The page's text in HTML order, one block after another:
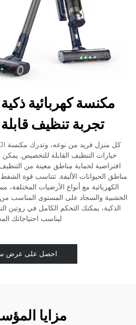
تجربة تنظيف
خيارات التنظيف القابلة للتخصيص.
افتراضية لحماية مناطق معينة من
مناطق الحيوانات الأليفة. تتناسب قوة
الكهربائية مع أنواع الأرضيات
الذكية، يمكنك التحكم الكامل في روتين
ليناسب احتياجاتك
احصل على عرض
مزايا